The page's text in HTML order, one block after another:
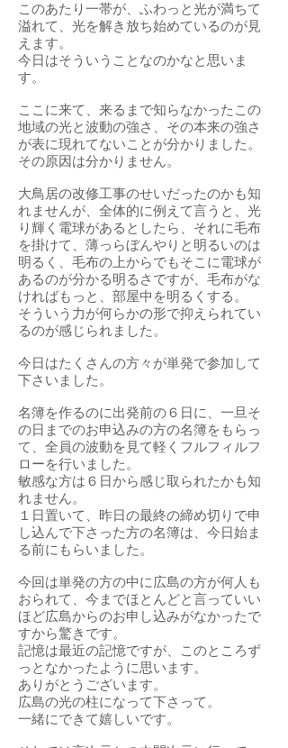
このあたり一帯が、ふわっと光が満ちて
溢れて、光を解き放ち始めているのが見
えます。
今日はそういうことなのかなと思いま
す。
ここに来て、来るまで知らなかったこの
地域の光と波動の強さ、その本来の強さ
が表に現れてないことが分かりました。
その原因は分かりません。
大鳥居の改修工事のせいだったのかも知
れませんが、全体的に例えて言うと、光
り輝く電球があるとしたら、それに毛布
を掛けて、薄っらぼんやりと明るいのは
明るく、毛布の上からでもそこに電球が
あるのが分かる明るさですが、毛布がな
ければもっと、部屋中を明るくする。
そういう力が何らかの形で抑えられてい
るのが感じられました。
今日はたくさんの方々が単発で参加して
下さいました。
名簿を作るのに出発前の６日に、一旦そ
の日までのお申込みの方の名簿をもらっ
て、全員の波動を見て軽くフルフィルフ
ローを行いました。
敏感な方は６日から感じ取られたかも知
れません。
１日置いて、昨日の最終の締め切りで申
し込んで下さった方の名簿は、今日始ま
る前にもらいました。
今回は単発の方の中に広島の方が何人も
おられて、今までほとんどと言っていい
ほど広島からのお申し込みがなかったで
すから驚きです。
記憶は最近の記憶ですが、このところず
っとなかったように思います。
ありがとうございます。
広島の光の柱になって下さって。
一緒にできて嬉しいです。